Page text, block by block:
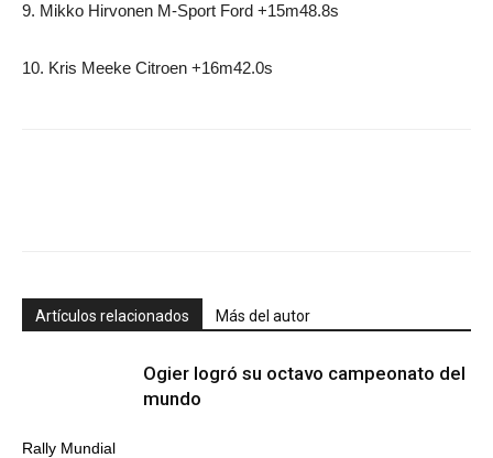
9. Mikko Hirvonen M-Sport Ford +15m48.8s
10. Kris Meeke Citroen +16m42.0s
Artículos relacionados Más del autor
Rally Mundial
Ogier logró su octavo campeonato del
mundo